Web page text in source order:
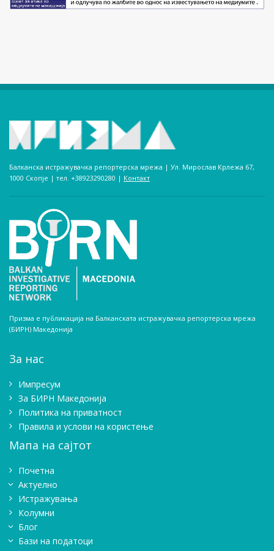
Балканска истражувачка репортерска мрежа | Ул. Мирослав Крлежа 67,
1000 Скопје | тел. +38923290280­ | Контакт
Призма е публикација на Балканската истражувачка репортерска мрежа
(БИРН) Македонија
За нас
Импресум
Зa БИРН Македонија
Политика на приватност
Правила и услови на користење
Мапа на сајтот
Почетна
Актуелно
Истражувањa
Колумни
Блог
Бази на податоци